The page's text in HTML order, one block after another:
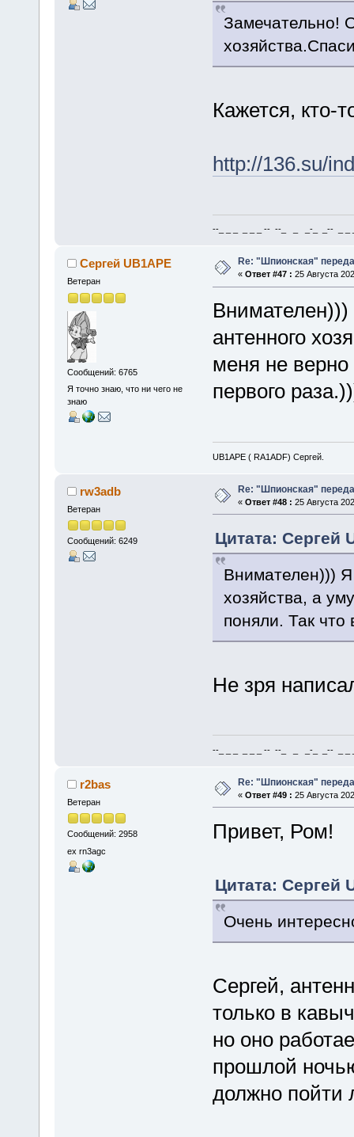
Замечательно!
Кажется, кто-
http://136.su/
--_ _ _ _ _ _ -- --_ _ _-_ _-- _ _
Сергей UB1APE
Ветеран
Сообщений: 6765
Я точно знаю, что ни чего не
знаю
Re: "Шпионская"
« Ответ #47 : 25 Августа
Внимателен)))
антенного
меня не верно
первого
UB1APE ( RA1ADF) Сергей.
rw3adb
Ветеран
Сообщений: 6249
Re: "Шпионская"
« Ответ #48 : 25 Августа
Цитата: Сергей
Внимателен))) Я
хозяйства, а
поняли. Так что
Не зря
--_ _ _ _ _ _ -- --_ _ _-_ _-- _ _
r2bas
Ветеран
Сообщений: 2958
ex rn3agc
Re: "Шпионская"
« Ответ #49 : 25 Августа
Привет, Ром!
Цитата: Сергей
Очень
Сергей,
только в
но оно
прошлой
должно пойти